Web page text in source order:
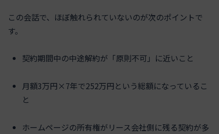
この会話で、ほぼ触れられていないのが次のポイントで
す。
契約期間中の中途解約が「原則不可」に近いこと
月額3万円×7年で252万円という総額になっているこ
と
ホームページの所有権がリース会社側に残る契約が多